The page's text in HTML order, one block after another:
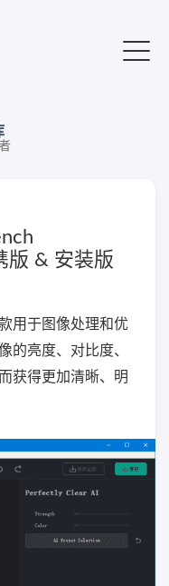
版 & 安装版
用于图像处理和优
的亮度、对比度、
获得更加清晰、明